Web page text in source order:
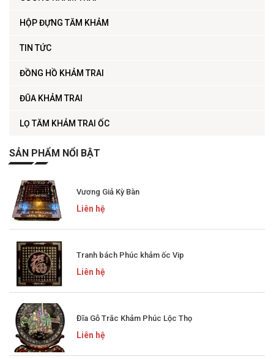
HỘP ĐỰNG TĂM KHẢM
TIN TỨC
ĐỒNG HỒ KHẢM TRAI
ĐŨA KHẢM TRAI
LỌ TĂM KHẢM TRAI ỐC
SẢN PHẨM NỔI BẬT
Vương Giả Kỳ Bàn
Liên hệ
Tranh bách Phúc khảm ốc Vip
Liên hệ
Đĩa Gỗ Trắc Khảm Phúc Lộc Thọ
Liên hệ